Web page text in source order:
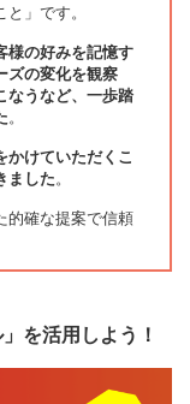
」です。
様の好みを記憶す
ズの変化を観察
なうなど、一歩踏
。
かけていただくこ
ました 。
的確な提案で信頼
を活用しよう！